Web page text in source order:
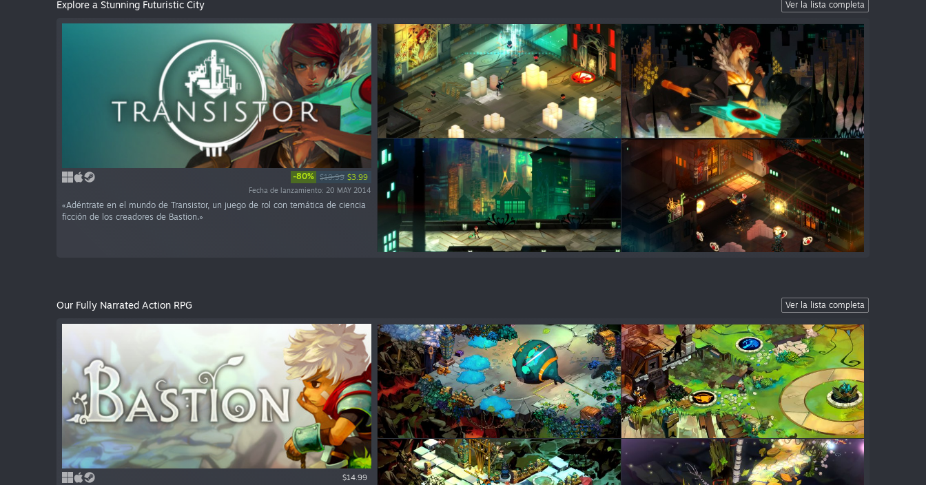
Ver la lista completa
Explore a Stunning Futuristic City
-80% $19.99 $3.99
Fecha de lanzamiento: 20 MAY 2014
«Adéntrate en el mundo de Transistor, un juego de rol con temática de ciencia
ficción de los creadores de Bastion.»
Ver la lista completa
Our Fully Narrated Action RPG
$14.99